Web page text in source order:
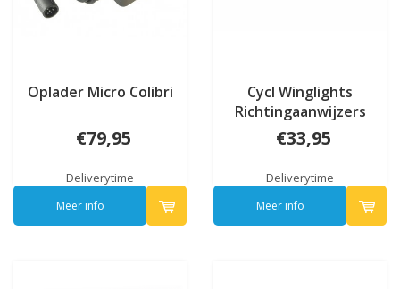
Oplader Micro Colibri
€79,95
Deliverytime
Meer info
Cycl Winglights
Richtingaanwijzers
€33,95
Deliverytime
Meer info